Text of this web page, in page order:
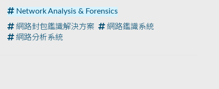
Network Analysis & Forensics
網路封包鑑識解決方案
網路鑑識系統
網路分析系統